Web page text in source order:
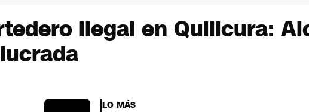
ilegal en Quilicura:
LO MÁS